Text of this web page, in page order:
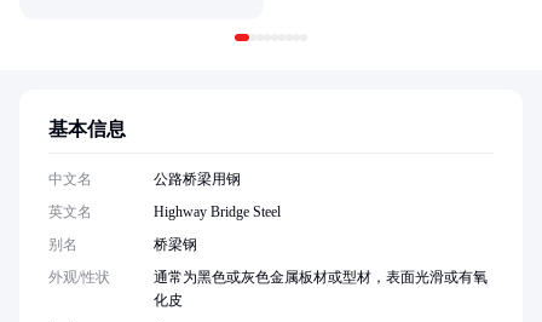
基本信息
中文名
公路桥梁用钢
英文名
Highway Bridge Steel
别名
桥梁钢
外观/性状
通常为黑色或灰色金属板材或型材，表面光滑或有氧
化皮